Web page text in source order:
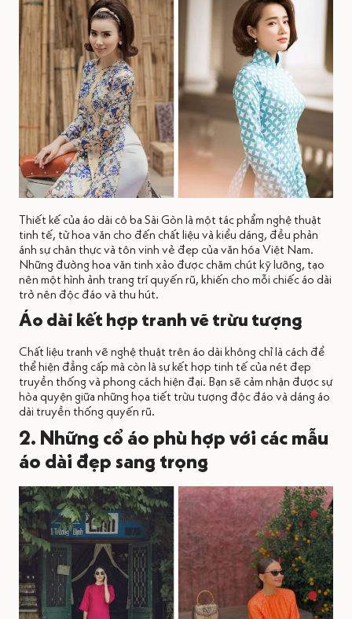
Thiết kế của áo dài cô ba Sài Gòn là một tác phẩm nghệ thuật
tinh tế, từ hoa văn cho đến chất liệu và kiểu dáng, đều phản
ánh sự chân thực và tôn vinh vẻ đẹp của văn hóa Việt Nam.
Những đường hoa văn tinh xảo được chăm chút kỹ lưỡng, tạo
nên một hình ảnh trang trí quyến rũ, khiến cho mỗi chiếc áo dài
trở nên độc đáo và thu hút.
Áo dài kết hợp tranh vẽ trừu tượng
Chất liệu tranh vẽ nghệ thuật trên áo dài không chỉ là cách để
thể hiện đẳng cấp mà còn là sự kết hợp tinh tế của nét đẹp
truyền thống và phong cách hiện đại. Bạn sẽ cảm nhận được sự
hòa quyện giữa những họa tiết trừu tượng độc đáo và dáng áo
dài truyền thống quyến rũ.
2. Những cổ áo phù hợp với các mẫu
áo dài đẹp sang trọng